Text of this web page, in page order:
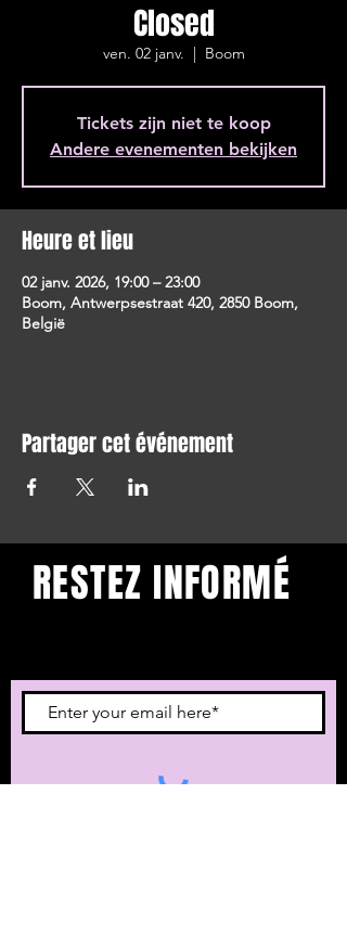
Closed
ven. 02 janv.
  |
Boom
Tickets zijn niet te koop
Andere evenementen bekijken
Heure et lieu
02 janv. 2026, 19:00 – 23:00
Boom, Antwerpsestraat 420, 2850 Boom,
België
Partager cet événement
RESTEZ INFORMÉ